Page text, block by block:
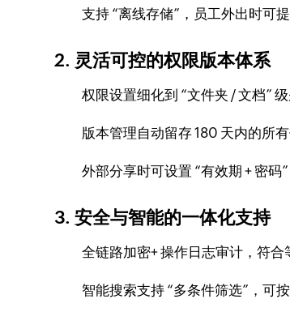
支持 “离线存储”，员工外出时可
2. 灵活可控的权限版本体系
权限设置细化到 “文件夹 / 文档”
版本管理自动留存 180 天内的所
外部分享时可设置 “有效期 + 密
3. 安全与智能的一体化支持
全链路加密+ 操作日志审计，符
智能搜索支持 “多条件筛选”，可